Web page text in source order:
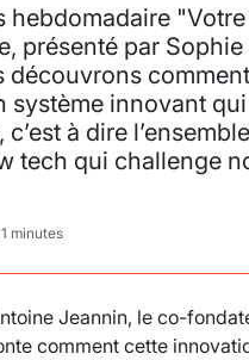
présenté par
découvrons
innovant
à dire
tech qui challenge
minutes
Jeannin, le co-
comment cette